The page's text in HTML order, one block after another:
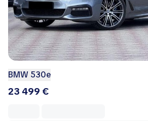
BMW 530e
23 499 €